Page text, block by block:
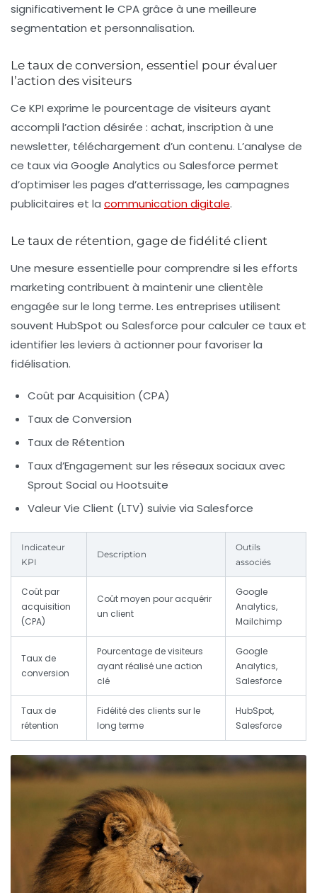
significativement le CPA grâce à une meilleure
segmentation et personnalisation.
Le taux de conversion, essentiel pour évaluer
l’action des visiteurs
Ce KPI exprime le pourcentage de visiteurs ayant
accompli l’action désirée : achat, inscription à une
newsletter, téléchargement d’un contenu. L’analyse de
ce taux via Google Analytics ou Salesforce permet
d’optimiser les pages d’atterrissage, les campagnes
publicitaires et la communication digitale.
Le taux de rétention, gage de fidélité client
Une mesure essentielle pour comprendre si les efforts
marketing contribuent à maintenir une clientèle
engagée sur le long terme. Les entreprises utilisent
souvent HubSpot ou Salesforce pour calculer ce taux et
identifier les leviers à actionner pour favoriser la
fidélisation.
Coût par Acquisition (CPA)
Taux de Conversion
Taux de Rétention
Taux d’Engagement sur les réseaux sociaux avec
Sprout Social ou Hootsuite
Valeur Vie Client (LTV) suivie via Salesforce
Indicateur
KPI
Description
Outils
associés
Coût par
acquisition
(CPA)
Coût moyen pour acquérir
un client
Google
Analytics,
Mailchimp
Taux de
conversion
Pourcentage de visiteurs
ayant réalisé une action
clé
Google
Analytics,
Salesforce
Taux de
rétention
Fidélité des clients sur le
long terme
HubSpot,
Salesforce